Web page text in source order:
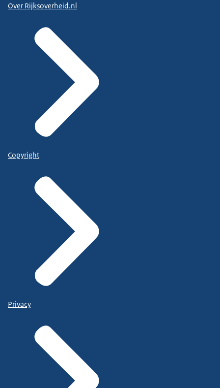
Over Rijksoverheid.nl
Copyright
Privacy